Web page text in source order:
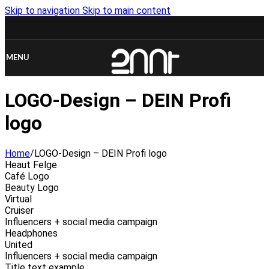
Skip to navigation Skip to main content
MENU
LOGO-Design – DEIN Profi
logo
Home/LOGO-Design – DEIN Profi logo
Heaut Felge
Café Logo
Beauty Logo
Virtual
Cruiser
Influencers + social media campaign
Headphones
United
Influencers + social media campaign